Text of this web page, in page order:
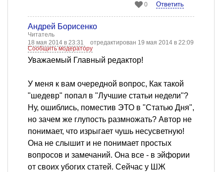
0 Ответить
Андрей Борисенко
Читатель
18 мая 2014 в 23:31
отредактирован 19 мая 2014 в 22:09
Сообщить модератору
Уважаемый Главный редактор!
У меня к вам очередной вопрос, Как такой
"шедевр" попал в "Лучшие статьи недели"?
Ну, ошиблись, поместив ЭТО в "Статью Дня",
но зачем же глупость размножать? Автор не
понимает, что изрыгает чушь несусветную!
Она не слышит и не понимает простых
вопросов и замечаний. Она все - в эйфории
от своих убогих статей. Сейчас у ШЖ